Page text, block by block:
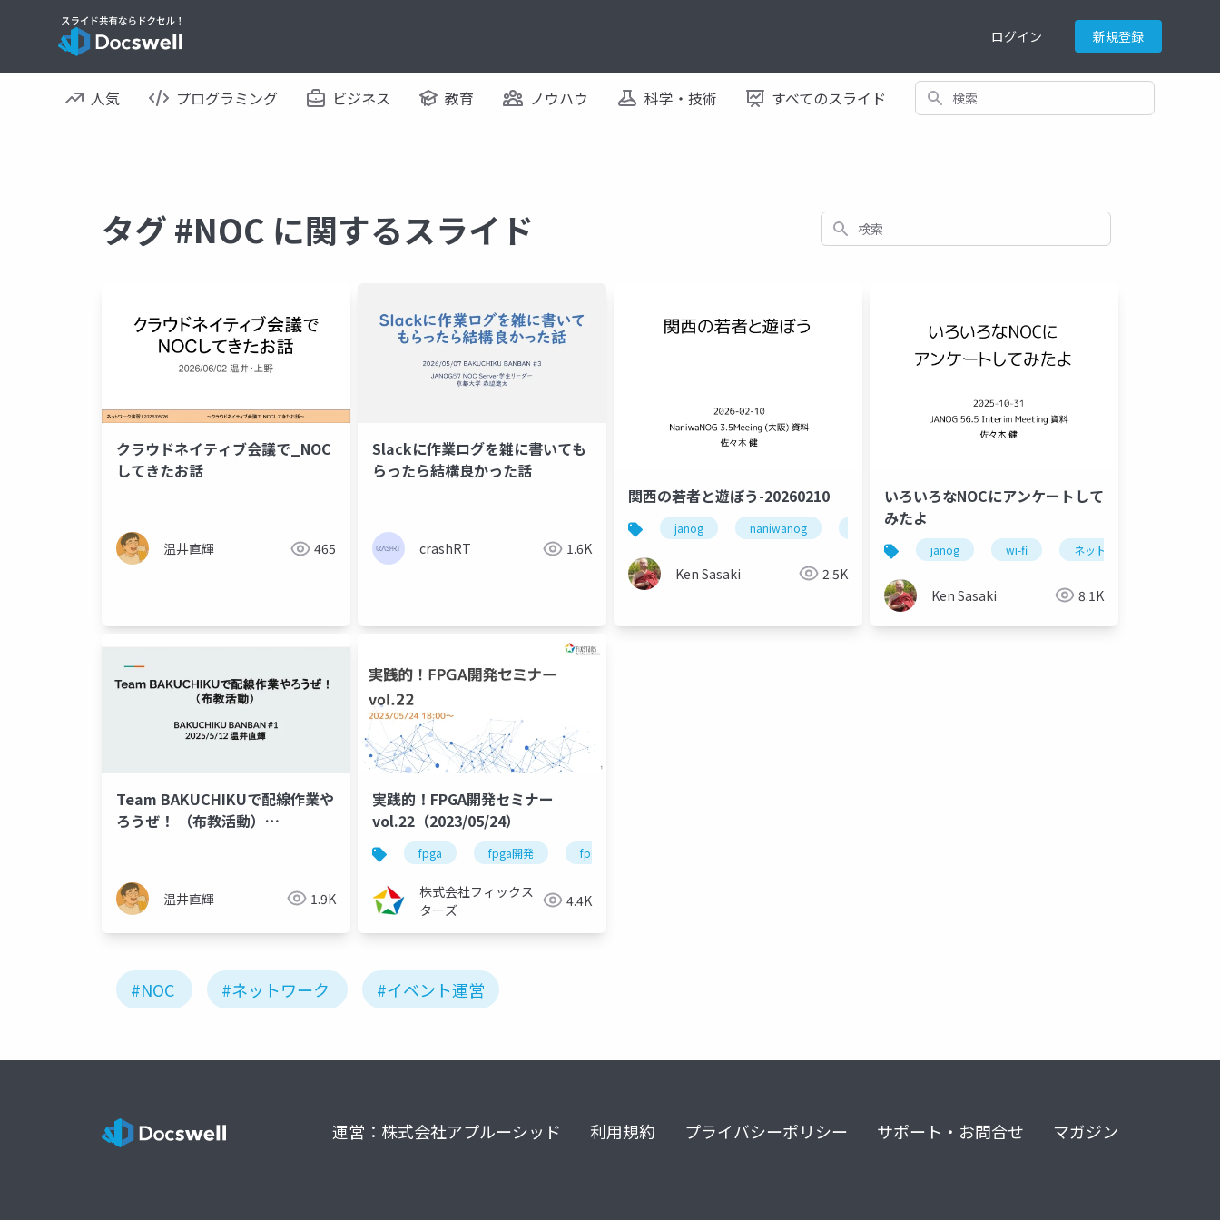
ログイン 新規登録
人気 プログラミング ビジネス 教育 ノウハウ 科学・技術 すべてのスライド 検索
タグ #NOC に関するスライド 検索
クラウドネイティブ会議で_NOC
してきたお話
温井直輝 465
Slackに作業ログを雑に書いても
らったら結構良かった話
crashRT 1.6K
関西の若者と遊ぼう-20260210
janog naniwanog インターネット
Ken Sasaki 2.5K
いろいろなNOCにアンケートして
みたよ
janog wi-fi ネットワーク
Ken Sasaki 8.1K
Team BAKUCHIKUで配線作業や
ろうぜ！ （布教活動）
温井直輝 1.9K
実践的！FPGA開発セミナー
vol.22（2023/05/24）
fpga fpga開発 fpga開発シリーズ
株式会社フィックス
ターズ
4.4K
#NOC #ネットワーク #イベント運営
運営：株式会社アプルーシッド 利用規約 プライバシーポリシー サポート・お問合せ マガジン